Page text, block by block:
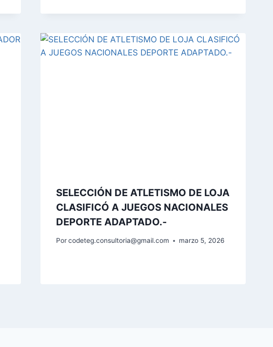
SELECCIÓN DE ATLETISMO DE LOJA
CLASIFICÓ A JUEGOS NACIONALES
DEPORTE ADAPTADO.-
Por codeteg.consultoria@gmail.com marzo 5, 2026